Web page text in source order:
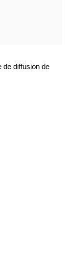
de diffusion de